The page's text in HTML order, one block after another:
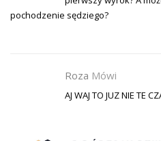
pochodzenie sędziego?
Roza Mówi
AJ WAJ TO JUZ NIE TE